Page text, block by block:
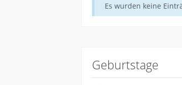
Es wurden keine
Geburtstage